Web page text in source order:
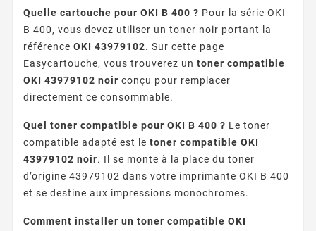
Quelle cartouche pour OKI B 400 ? Pour la série OKI
B 400, vous devez utiliser un toner noir portant la
référence OKI 43979102. Sur cette page
Easycartouche, vous trouverez un toner compatible
OKI 43979102 noir conçu pour remplacer
directement ce consommable.
Quel toner compatible pour OKI B 400 ? Le toner
compatible adapté est le toner compatible OKI
43979102 noir. Il se monte à la place du toner
d’origine 43979102 dans votre imprimante OKI B 400
et se destine aux impressions monochromes.
Comment installer un toner compatible OKI